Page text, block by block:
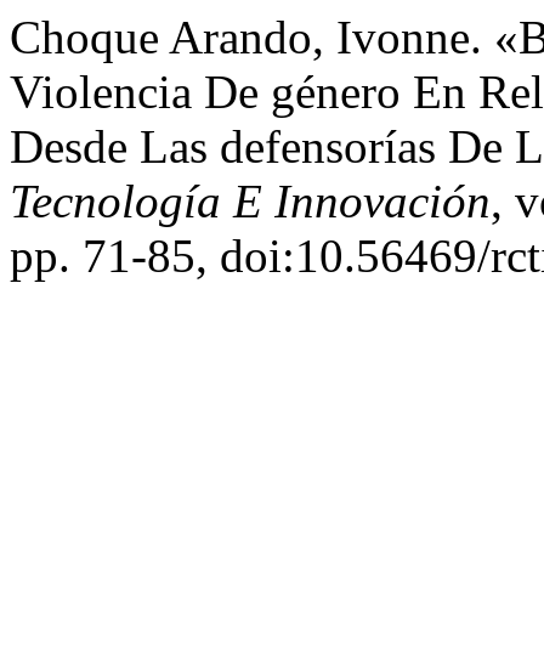
Choque Arando, Ivonne.
Violencia De género En
Desde Las defensorías De
Tecnología E Innovación,
pp. 71-85, doi:10.56469/